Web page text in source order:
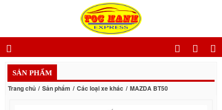
SẢN PHẨM
Trang chủ Sản phẩm Các loại xe khác MAZDA BT50